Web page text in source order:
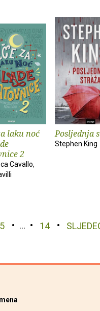
laku noć
2
Cavallo,
Posljednja
Stephen King
5 … 14